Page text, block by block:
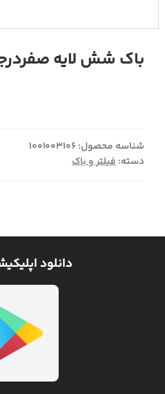
باک شش لايه
شناسه محصول:1001003106
دسته:فیلتر و باک
دانلود